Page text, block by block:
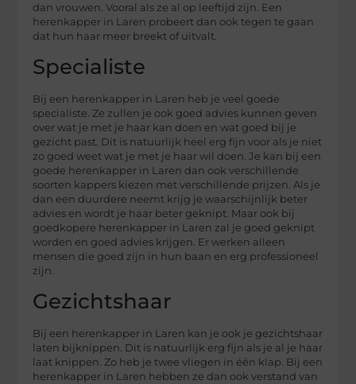
dan vrouwen. Vooral als ze al op leeftijd zijn. Een
herenkapper in Laren probeert dan ook tegen te gaan
dat hun haar meer breekt of uitvalt.
Specialiste
Bij een herenkapper in Laren heb je veel goede
specialiste. Ze zullen je ook goed advies kunnen geven
over wat je met je haar kan doen en wat goed bij je
gezicht past. Dit is natuurlijk heel erg fijn voor als je niet
zo goed weet wat je met je haar wil doen. Je kan bij een
goede herenkapper in Laren dan ook verschillende
soorten kappers kiezen met verschillende prijzen. Als je
dan een duurdere neemt krijg je waarschijnlijk beter
advies en wordt je haar beter geknipt. Maar ook bij
goedkopere herenkapper in Laren zal je goed geknipt
worden en goed advies krijgen. Er werken alleen
mensen die goed zijn in hun baan en erg professioneel
zijn.
Gezichtshaar
Bij een herenkapper in Laren kan je ook je gezichtshaar
laten bijknippen. Dit is natuurlijk erg fijn als je al je haar
laat knippen. Zo heb je twee vliegen in één klap. Bij een
herenkapper in Laren hebben ze dan ook verstand van